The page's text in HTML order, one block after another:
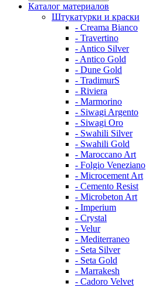
Каталог материалов
Штукатурки и краски
- Creama Bianco
- Travertino
- Antico Silver
- Antico Gold
- Dune Gold
- TradimurS
- Riviera
- Marmorino
- Siwagi Argento
- Siwagi Oro
- Swahili Silver
- Swahili Gold
- Maroccano Art
- Folgio Veneziano
- Microcement Art
- Cemento Resist
- Microbeton Art
- Imperium
- Crystal
- Velur
- Mediterraneo
- Seta Silver
- Seta Gold
- Marrakesh
- Cadoro Velvet